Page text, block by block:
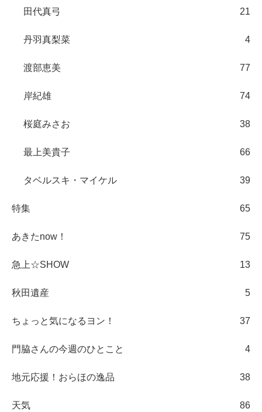
田代真弓 21
丹羽真梨菜 4
渡部恵美 77
岸紀雄 74
桜庭みさお 38
最上美貴子 66
タベルスキ・マイケル 39
特集 65
あきたnow！ 75
急上☆SHOW 13
秋田遺産 5
ちょっと気になるヨン！ 37
門脇さんの今週のひとこと 4
地元応援！おらほの逸品 38
天気 86